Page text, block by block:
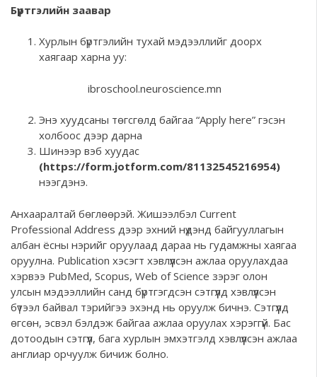
Бүртгэлийн заавар
Хурлын бүртгэлийн тухай мэдээллийг доорх
хаягаар харна уу:
ibroschool.neuroscience.mn
Энэ хуудсаны төгсгөлд байгаа “Apply here” гэсэн
холбоос дээр дарна
Шинээр вэб хуудас
(https://form.jotform.com/81132545216954)
нээгдэнэ.
Анхааралтай бөглөөрэй. Жишээлбэл Current
Professional Address дээр эхний нүдэнд байгууллагын
албан ёсны нэрийг оруулаад дараа нь гудамжны хаягаа
оруулна. Publication xэсэгт хэвлүүлсэн ажлаа оруулахдаа
хэрвээ PubMed, Scopus, Web of Science зэрэг олон
улсын мэдээллийн санд бүртгэгдсэн сэтгүүлд хэвлүүлсэн
бүтээл байвал тэрийгээ эхэнд нь оруулж бичнэ. Сэтгүүлд
өгсөн, эсвэл бэлдэж байгаа ажлаа оруулах хэрэггүй. Бас
дотоодын сэтгүүл, бага хурлын эмхэтгэлд хэвлүүлсэн ажлаа
англиар орчуулж бичиж болно.